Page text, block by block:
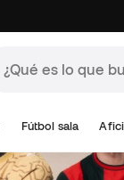
Fútbol sala